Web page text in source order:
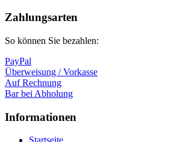
oben
Zahlungsarten
So können Sie bezahlen:
PayPal
Überweisung / Vorkasse
Auf Rechnung
Bar bei Abholung
Informationen